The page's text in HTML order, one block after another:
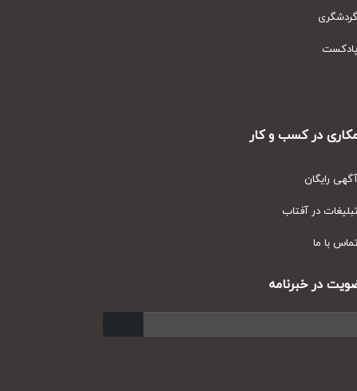
در کسب و کار
رایگان
در آفتاب
با ما
در خبرنامه